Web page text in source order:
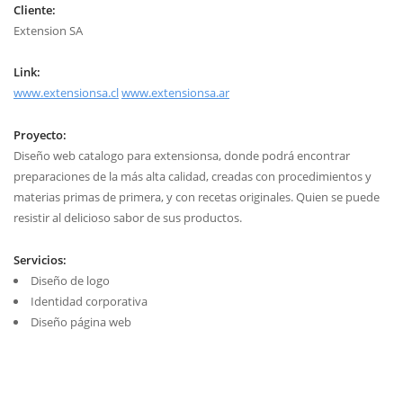
Cliente:
Extension SA
Link:
www.extensionsa.clwww.extensionsa.ar
Proyecto:
Diseño web catalogo para extensionsa, donde podrá encontrar
preparaciones de la más alta calidad, creadas con procedimientos y
materias primas de primera, y con recetas originales. Quien se puede
resistir al delicioso sabor de sus productos.
Servicios:
Diseño de logo
Identidad corporativa
Diseño página web